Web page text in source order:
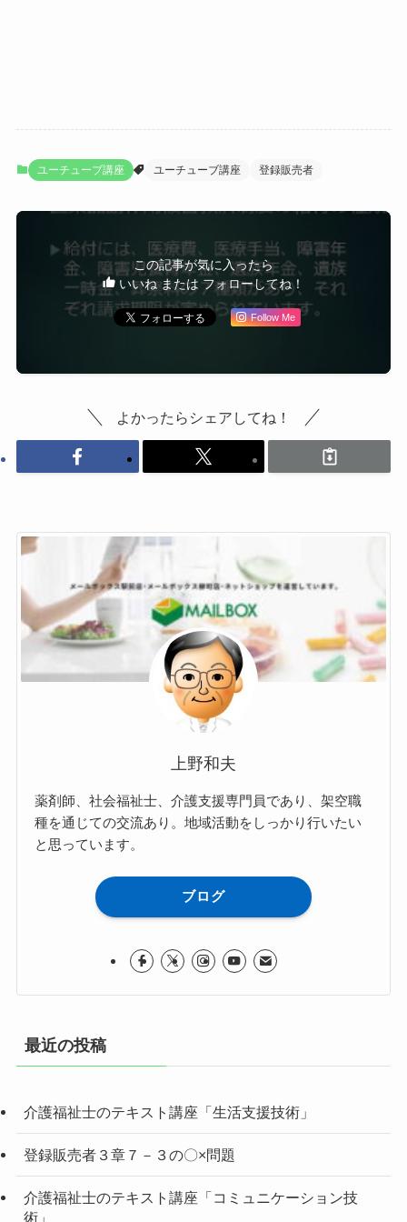
ユーチューブ講座 ユーチューブ講座 登録販売者
この記事が気に入ったら
いいね または フォローしてね！
Follow Me
よかったらシェアしてね！
上野和夫
薬剤師、社会福祉士、介護支援専門員であり、架空職
種を通じての交流あり。地域活動をしっかり行いたい
と思っています。
ブログ
最近の投稿
介護福祉士のテキスト講座「生活支援技術」
登録販売者３章７－３の〇×問題
介護福祉士のテキスト講座「コミュニケーション技
術」